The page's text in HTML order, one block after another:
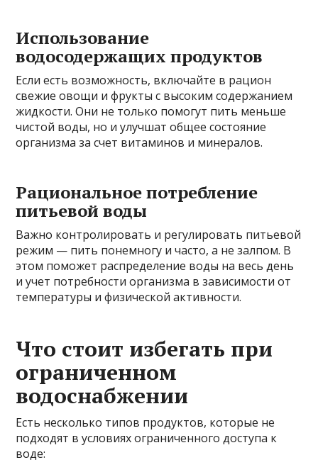
Использование
водосодержащих продуктов
Если есть возможность, включайте в рацион
свежие овощи и фрукты с высоким содержанием
жидкости. Они не только помогут пить меньше
чистой воды, но и улучшат общее состояние
организма за счет витаминов и минералов.
Рациональное потребление
питьевой воды
Важно контролировать и регулировать питьевой
режим — пить понемногу и часто, а не залпом. В
этом поможет распределение воды на весь день
и учет потребности организма в зависимости от
температуры и физической активности.
Что стоит избегать при
ограниченном
водоснабжении
Есть несколько типов продуктов, которые не
подходят в условиях ограниченного доступа к
воде: